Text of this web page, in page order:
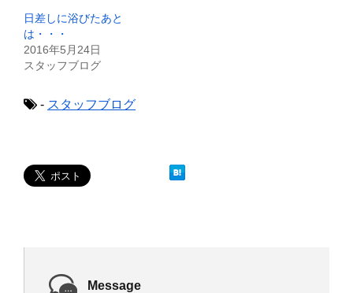
新
し
い
ウ
ィ
ン
開
ッ
ク
て
く
だ
新
ド
ウ
で
日差しに浴びたあと
は・・・
2016年5月24日
スタッフブログ
- スタッフブログ
Message